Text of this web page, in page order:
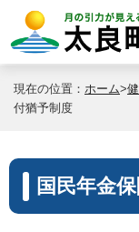
現在の位置： ホーム>
付猶予制度
国民年金